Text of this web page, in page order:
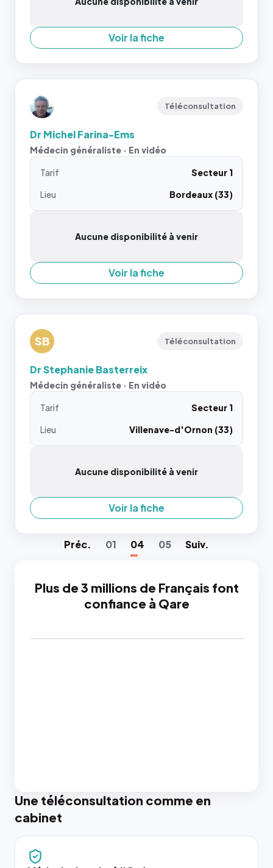
Voir la fiche
Téléconsultation
Dr Michel Farina-Ems
Médecin généraliste · En vidéo
Tarif
Secteur 1
Lieu
Bordeaux (33)
Aucune disponibilité à venir
Voir la fiche
SB Téléconsultation
Dr Stephanie Basterreix
Médecin généraliste · En vidéo
Tarif
Secteur 1
Lieu
Villenave-d'Ornon (33)
Aucune disponibilité à venir
Voir la fiche
Préc. 01 04 05 Suiv.
Plus de 3 millions de Français font
confiance à Qare
Une téléconsultation comme en
cabinet